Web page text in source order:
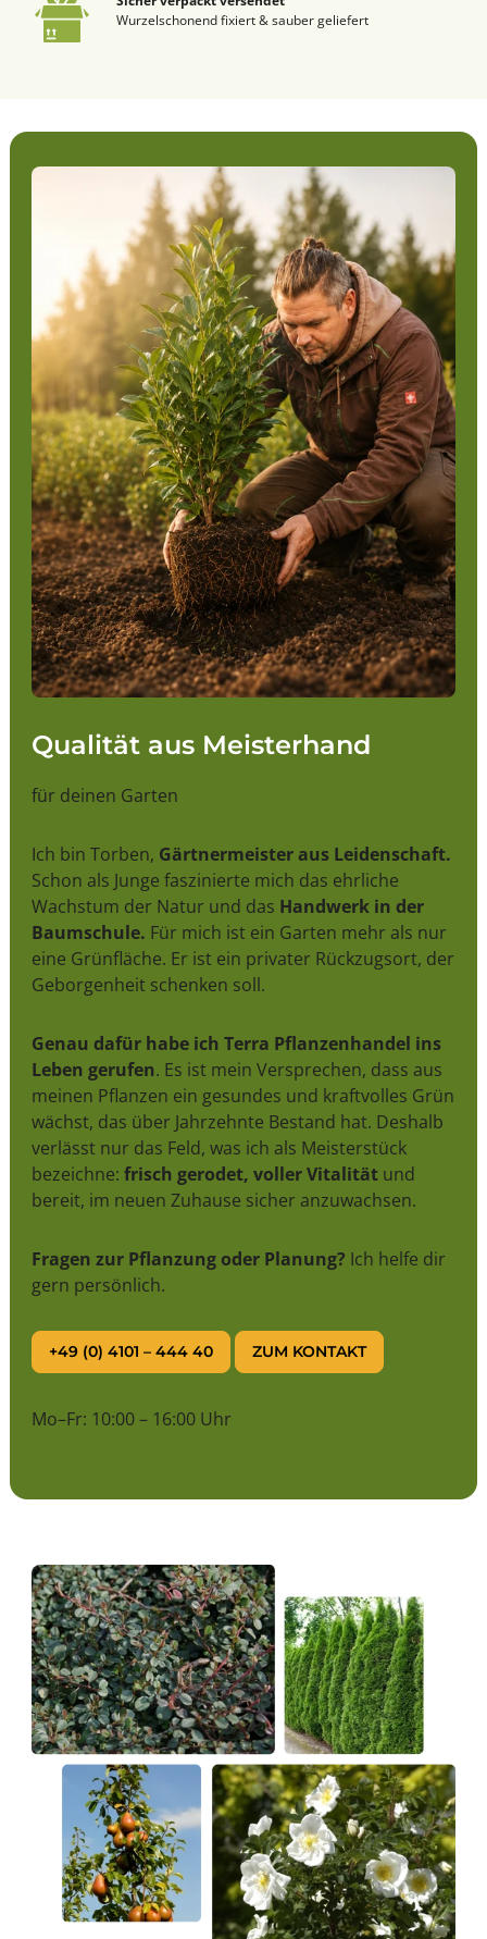
Wurzelschonend fixiert & sauber geliefert
Qualität aus Meisterhand
für deinen Garten
Ich bin Torben, Gärtnermeister aus Leidenschaft.
Schon als Junge faszinierte mich das ehrliche
Wachstum der Natur und das Handwerk in der
Baumschule. Für mich ist ein Garten mehr als nur
eine Grünfläche. Er ist ein privater Rückzugsort, der
Geborgenheit schenken soll.
Genau dafür habe ich Terra Pflanzenhandel ins
Leben gerufen. Es ist mein Versprechen, dass aus
meinen Pflanzen ein gesundes und kraftvolles Grün
wächst, das über Jahrzehnte Bestand hat. Deshalb
verlässt nur das Feld, was ich als Meisterstück
bezeichne: frisch gerodet, voller Vitalitätund
bereit, im neuen Zuhause sicher anzuwachsen.
Fragen zur Pflanzung oder Planung? Ich helfe dir
gern persönlich.
+49 (0) 4101 – 444 40 ZUM KONTAKT
Mo–Fr: 10:00 – 16:00 Uhr